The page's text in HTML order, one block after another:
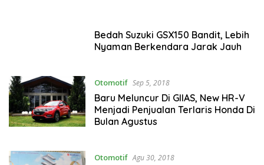
Bedah Suzuki GSX150 Bandit, Lebih
Nyaman Berkendara Jarak Jauh
Otomotif Sep 5, 2018
Baru Meluncur Di GIIAS, New HR-V
Menjadi Penjualan Terlaris Honda Di
Bulan Agustus
Otomotif Agu 30, 2018